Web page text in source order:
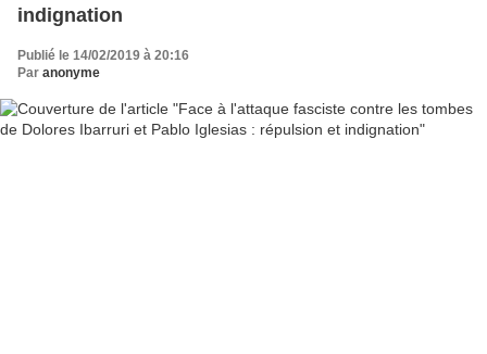
indignation
Publié le 14/02/2019 à 20:16
Par anonyme